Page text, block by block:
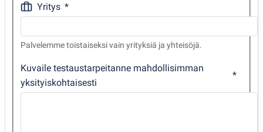
Yritys
Palvelemme toistaiseksi vain yrityksiä ja yhteisöjä.
Kuvaile testaustarpeitanne mahdollisimman
yksityiskohtaisesti